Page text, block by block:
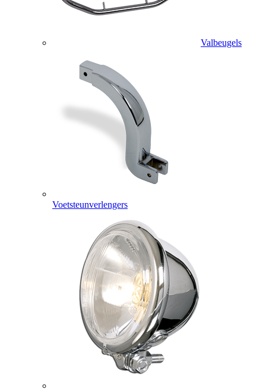
Valbeugels
Voetsteunverlengers